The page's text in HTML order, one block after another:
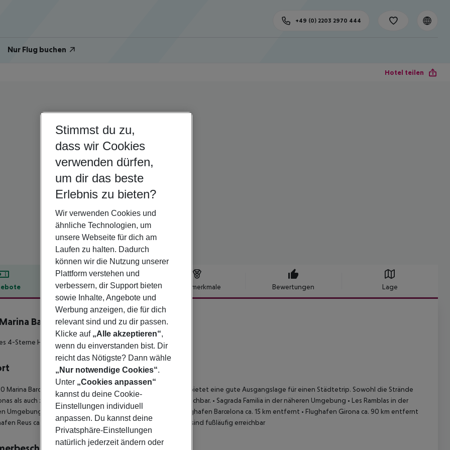
Nur Flug buchen
+49 (0) 2203 2970 444
Hotel teilen
Hotelbeschreibung Hotelmerkmale Bewertungen Lage
Barcelona
4
4-Sterne Hotel mit toller Lage!
Marina Barcelona befindet sich im Viertel Villa Olímpica und bietet eine gute Ausgangslage für einen Städtetrip. Sowohl die Strände
als auch zahlreiche Sehenswürdigkeiten sind bequem erreichbar. • Sagrada Familia in der näheren Umgebung • Les Ramblas in der
Umgebung
• Museo Picasso in der näheren Umgebung • Flughafen Barcelona ca. 15 km entfernt • Flughafen Girona ca. 90 km entfernt
Reus ca. 110 km entfernt• Busterminal und Metrostation sind fußläufig erreichbar
Stimmst du zu,
dass wir Cookies
verwenden dürfen,
um dir das beste
Erlebnis zu bieten?
Wir verwenden Cookies und
ähnliche Technologien, um
unsere Webseite für dich am
Laufen zu halten. Dadurch
können wir die Nutzung unserer
Plattform verstehen und
verbessern, dir Support bieten
sowie Inhalte, Angebote und
Werbung anzeigen, die für dich
relevant sind und zu dir passen.
Klicke auf „Alle akzeptieren“,
wenn du einverstanden bist. Dir
reicht das Nötigste? Dann wähle
„Nur notwendige Cookies“.
Unter „Cookies anpassen“
kannst du deine Cookie-
Einstellungen individuell
anpassen. Du kannst deine
Privatsphäre-Einstellungen
natürlich jederzeit ändern oder